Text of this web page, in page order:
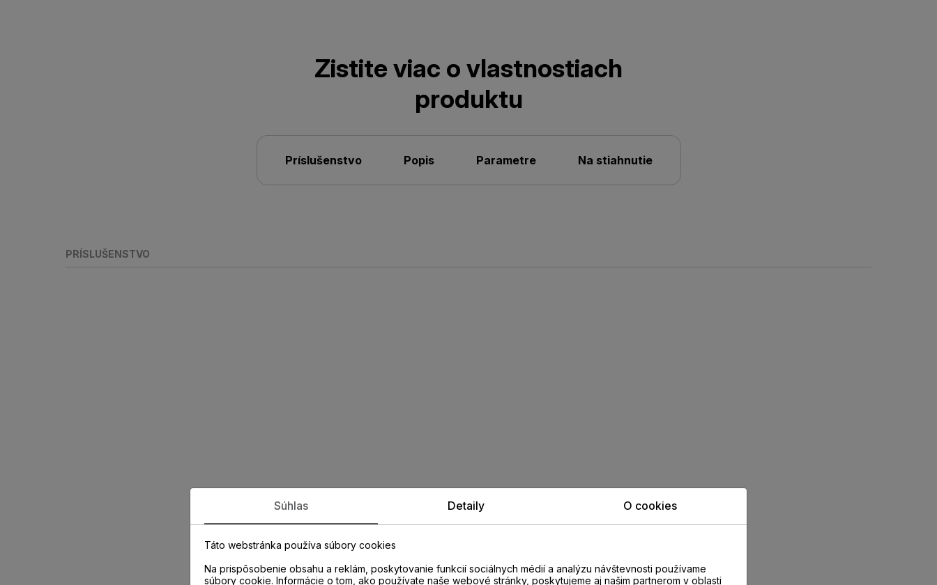
Zistite viac o vlastnostiach
produktu
Príslušenstvo Popis Parametre Na stiahnutie
PRÍSLUŠENSTVO
Súhlas Detaily O cookies
Táto webstránka používa súbory cookies
Na prispôsobenie obsahu a reklám, poskytovanie funkcií sociálnych médií a analýzu návštevnosti používame
súbory cookie. Informácie o tom, ako používate naše webové stránky, poskytujeme aj našim partnerom v oblasti